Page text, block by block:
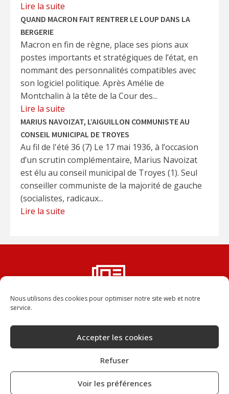
Nous utilisons des cookies pour optimiser notre site web et notre
service.
Accepter les cookies
Refuser
Voir les préférences
Lire la suite
QUAND MACRON FAIT RENTRER LE LOUP DANS LA
BERGERIE
Macron en fin de règne, place ses pions aux
postes importants et stratégiques de l’état, en
nommant des personnalités compatibles avec
son logiciel politique. Après Amélie de
Montchalin à la tête de la Cour des...
Lire la suite
MARIUS NAVOIZAT, L’AIGUILLON COMMUNISTE AU
CONSEIL MUNICIPAL DE TROYES
Au fil de l'été 36 (7) Le 17 mai 1936, à l’occasion
d’un scrutin complémentaire, Marius Navoizat
est élu au conseil municipal de Troyes (1). Seul
conseiller communiste de la majorité de gauche
(socialistes, radicaux...
Lire la suite
Vous ne voulez rater aucun
dans votre boîte aux lettres.
JE M'ABONNE